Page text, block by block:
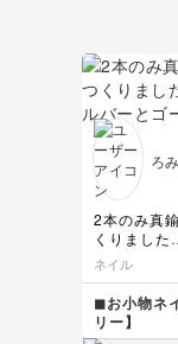
ろ
2本のみ真
くりました
インクは他
ルドを使
みたいで黒
すね
また練習し
ネイル
◼︎お小物ネ
リー】